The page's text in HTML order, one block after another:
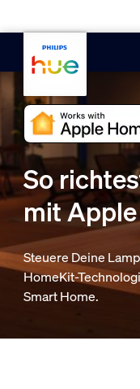
So
mit
Steuere Deine
HomeKit-
Smart Home.